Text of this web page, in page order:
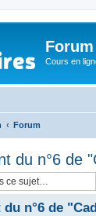
Cours en
Forum
du n°6 de
n°6 de